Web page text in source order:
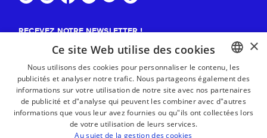
RECEVEZ NOTRE NEWSLETTER !
BASQUE
FRENCH
×
Ce site Web utilise des cookies
Nous utilisons des cookies pour personnaliser le contenu, les
publicités et analyser notre trafic. Nous partageons également des
informations sur votre utilisation de notre site avec nos partenaires
de publicité et d"analyse qui peuvent les combiner avec d"autres
informations que vous leur avez fournies ou qu"ils ont collectées lors
de votre utilisation de leurs services.
Au sujet de la gestion des cookies